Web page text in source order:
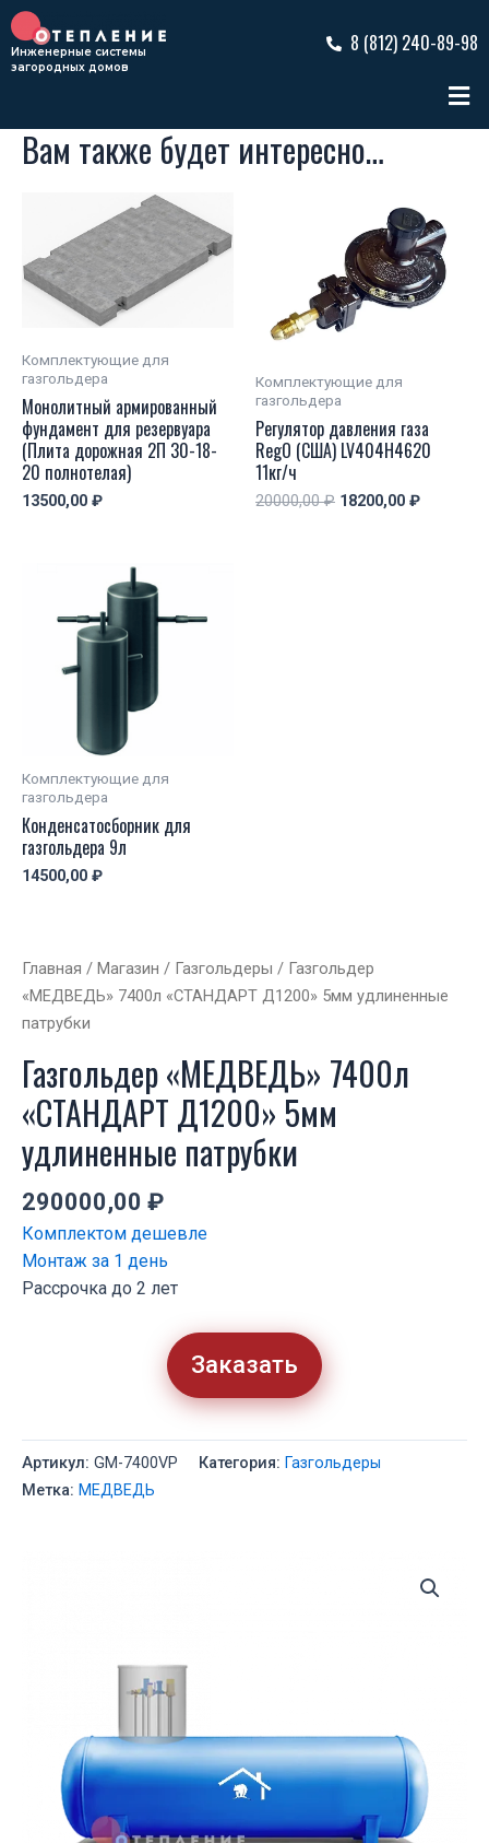
Перейти
содержимому
Инженерные системы
загородных домов
8 (812) 240-89-98
Главная / Магазин / Газгольдеры / Газгольдер
«МЕДВЕДЬ» 7400л «СТАНДАРТ Д1200» 5мм удлиненные
патрубки
Газгольдер «МЕДВЕДЬ» 7400л
«СТАНДАРТ Д1200» 5мм
удлиненные патрубки
290000,00 ₽
Комплектом дешевле
Монтаж за 1 день
Рассрочка до 2 лет
Заказать
Артикул: GM-7400VP Категория: Газгольдеры
Метка: МЕДВЕДЬ
Вам также будет интересно…
Комплектующие для
газгольдера
Монолитный армированный
фундамент для резервуара
(Плита дорожная 2П 30-18-
20 полнотелая)
13500,00 ₽
Комплектующие для
газгольдера
Регулятор давления газа
RegO (США) LV404H4620
11кг/ч
20000,00₽ 18200,00 ₽
Комплектующие для
газгольдера
Конденсатосборник для
газгольдера 9л
14500,00 ₽